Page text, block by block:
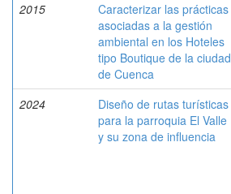
2015
Caracterizar las prácticas
asociadas a la gestión
ambiental en los Hoteles
tipo Boutique de la ciudad
de Cuenca
2024
Diseño de rutas turísticas
para la parroquia El Valle
y su zona de influencia